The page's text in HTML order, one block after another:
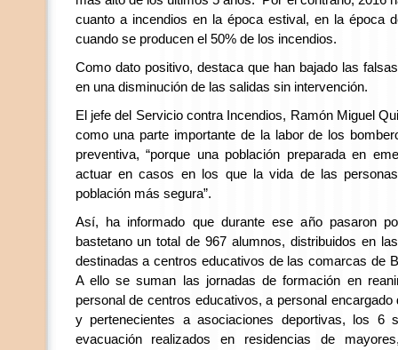
cuanto a incendios en la época estival, en la época
cuando se producen el 50% de los incendios.
Como dato positivo, destaca que han bajado las
en una disminución de las salidas sin intervención.
El jefe del Servicio contra Incendios, Ramón Miguel
como una parte importante de la labor de los
preventiva, “porque una población preparada en
actuar en casos en los que la vida de las
población más segura”.
Así, ha informado que durante ese año pasaron
bastetano un total de 967 alumnos, distribuidos en
destinadas a centros educativos de las comarcas de
A ello se suman las jornadas de formación en
personal de centros educativos, a personal
y pertenecientes a asociaciones deportivas, los 6
evacuación realizados en residencias de